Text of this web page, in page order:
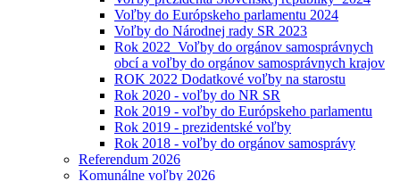
Voľby do Európskeho parlamentu 2024
Voľby do Národnej rady SR 2023
Rok 2022_Voľby do orgánov samosprávnych
obcí a voľby do orgánov samosprávnych krajov
ROK 2022 Dodatkové voľby na starostu
Rok 2020 - voľby do NR SR
Rok 2019 - voľby do Európskeho parlamentu
Rok 2019 - prezidentské voľby
Rok 2018 - voľby do orgánov samosprávy
Referendum 2026
Komunálne voľby 2026